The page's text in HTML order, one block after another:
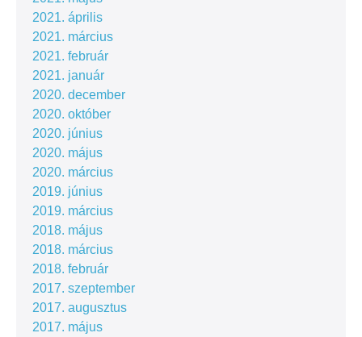
2021. április
2021. március
2021. február
2021. január
2020. december
2020. október
2020. június
2020. május
2020. március
2019. június
2019. március
2018. május
2018. március
2018. február
2017. szeptember
2017. augusztus
2017. május